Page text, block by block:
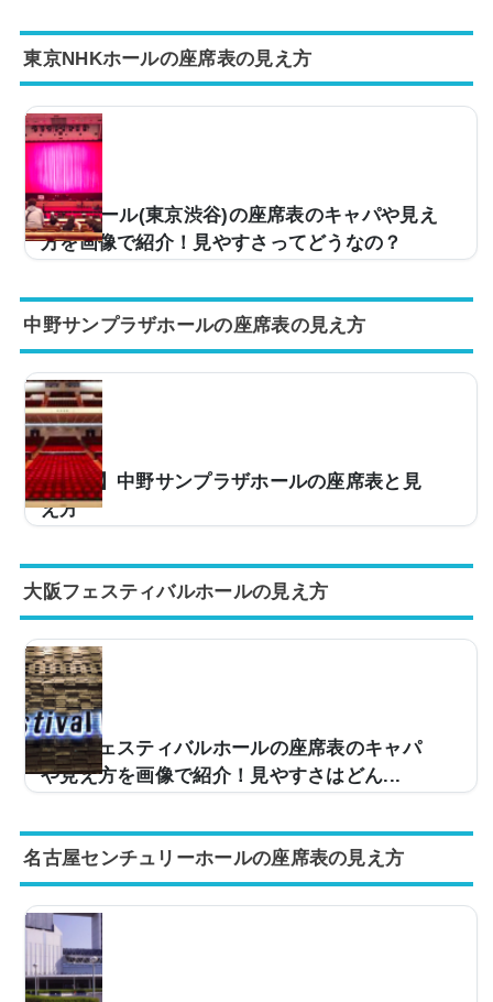
くんだけど、座席からの眺めが気になって……。どんな
雰囲気か実際の写真とかを見てみたい。そこで、当記事
では横浜アリーナの座席からの実際の写真の紹介センタ
ー席orアリーナ席どっちが良い？横浜アリーナのキャパ
やアクセスなどについて、解説。この記事を読めば、横
浜アリーナの座席からの眺めがどのような感じなのかが
わかりますよ。 (adsbygoogle = window.adsbygoogle ||
).push({});横浜アリーナの座席表やキャパは？横浜アリ
ーナの座席表は以下の通りです。AパターンAパ...
東京NHKホールの座席表の見え方
NHKホール(東京渋谷)の座席表のキャパや見え
方を画像で紹介！見やすさってどうなの？
渋谷区にあるNHKホール。キャパは3,500人ほどと、中
規模な会場となりますが、連日多くのコンサートが行わ
れています。そこで「NHKホールでのライブのチケット
が当たったけど、見え方ってどうなんだろう…」と気に
なっている方も多いです。そこで、NHKホールの座席表
や座席からの見え方を画像付きでご紹介し、全体的に見
やすさ波動なのかについてご紹介していきます。NHKホ
ールの座席表とキャパは？NHKホールの座席表は以下の
通りです。画像の通り、NHKホールは 1階席 2階席 3階
席...
中野サンプラザホールの座席表の見え方
【閉館】中野サンプラザホールの座席表と見
え方
って閉館しました（跡地は再開発中で、新ホールは2030
年代の開業予定）。この記事は閉館時点の座席表と見え
方の記録として公開しています。アーティストやアイド
ルなどのコンサート会場として使用される中野サンプラ
ザホール。キャパは2,222人と決して大規模な会場では
ないですが、その分、出演者との距離が近いため、より
ライブを楽しめる会場かと思います。ただ、そうとはい
え、自分の持っているチケットの座席表はどのような眺
めになっているのか見え方が気になりますよね？そこ
で...
大阪フェスティバルホールの見え方
大阪フェスティバルホールの座席表のキャパ
や見え方を画像で紹介！見やすさはどん...
ル。キャパは約2,700人と中規模な造りとなっており、
多くのアーティストのツアー会場などで使用されていま
す。ただ、「今度、大阪フェスティバルホールに行くん
だけど、座席からの見え方ってどんな感じなの？」など
と疑問を感じている方も多いです。そこで、大阪フェス
ティバルホールの座席表や座席からの眺めを画像付きで
ご紹介し、見やすさはどんな感じなのかについてもまと
名古屋センチュリーホールの座席表の見え方